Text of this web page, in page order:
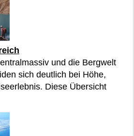
und die Bergwelt
sich deutlich bei Höhe,
Diese Übersicht